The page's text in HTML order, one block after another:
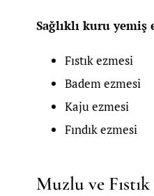
Sağlıklı kuru
Fıstık ezmesi
Badem ezmesi
Kaju ezmesi
Fındık ezmesi
Muzlu ve